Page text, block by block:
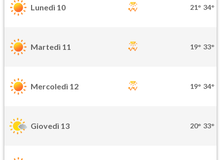
Lunedì 10 21° 34°
Martedì 11 19° 33°
Mercoledì 12 19° 34°
Giovedì 13 20° 33°